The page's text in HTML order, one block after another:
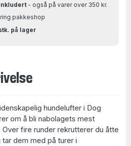
- også på varer over 350 kr.
pakkeshop
på lager
hundelufter i Dog
om å bli nabolagets mest
fire runder rekrutterer du åtte
dem med på turer i